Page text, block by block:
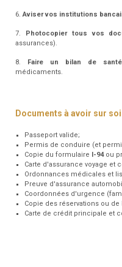
6.Aviser vos institutions
7. Photocopier tous vos
assurances).
8. Faire un bilan de santé
médicaments.
Documents à avoir sur
Passeport valide;
Permis de conduire (et
Copie du formulaire I-94ou
Carte d'assurance voyage et
Ordonnances médicales et
Preuve d'assurance
Coordonnées d'urgence
Copie des réservations ou
Carte de crédit principale et